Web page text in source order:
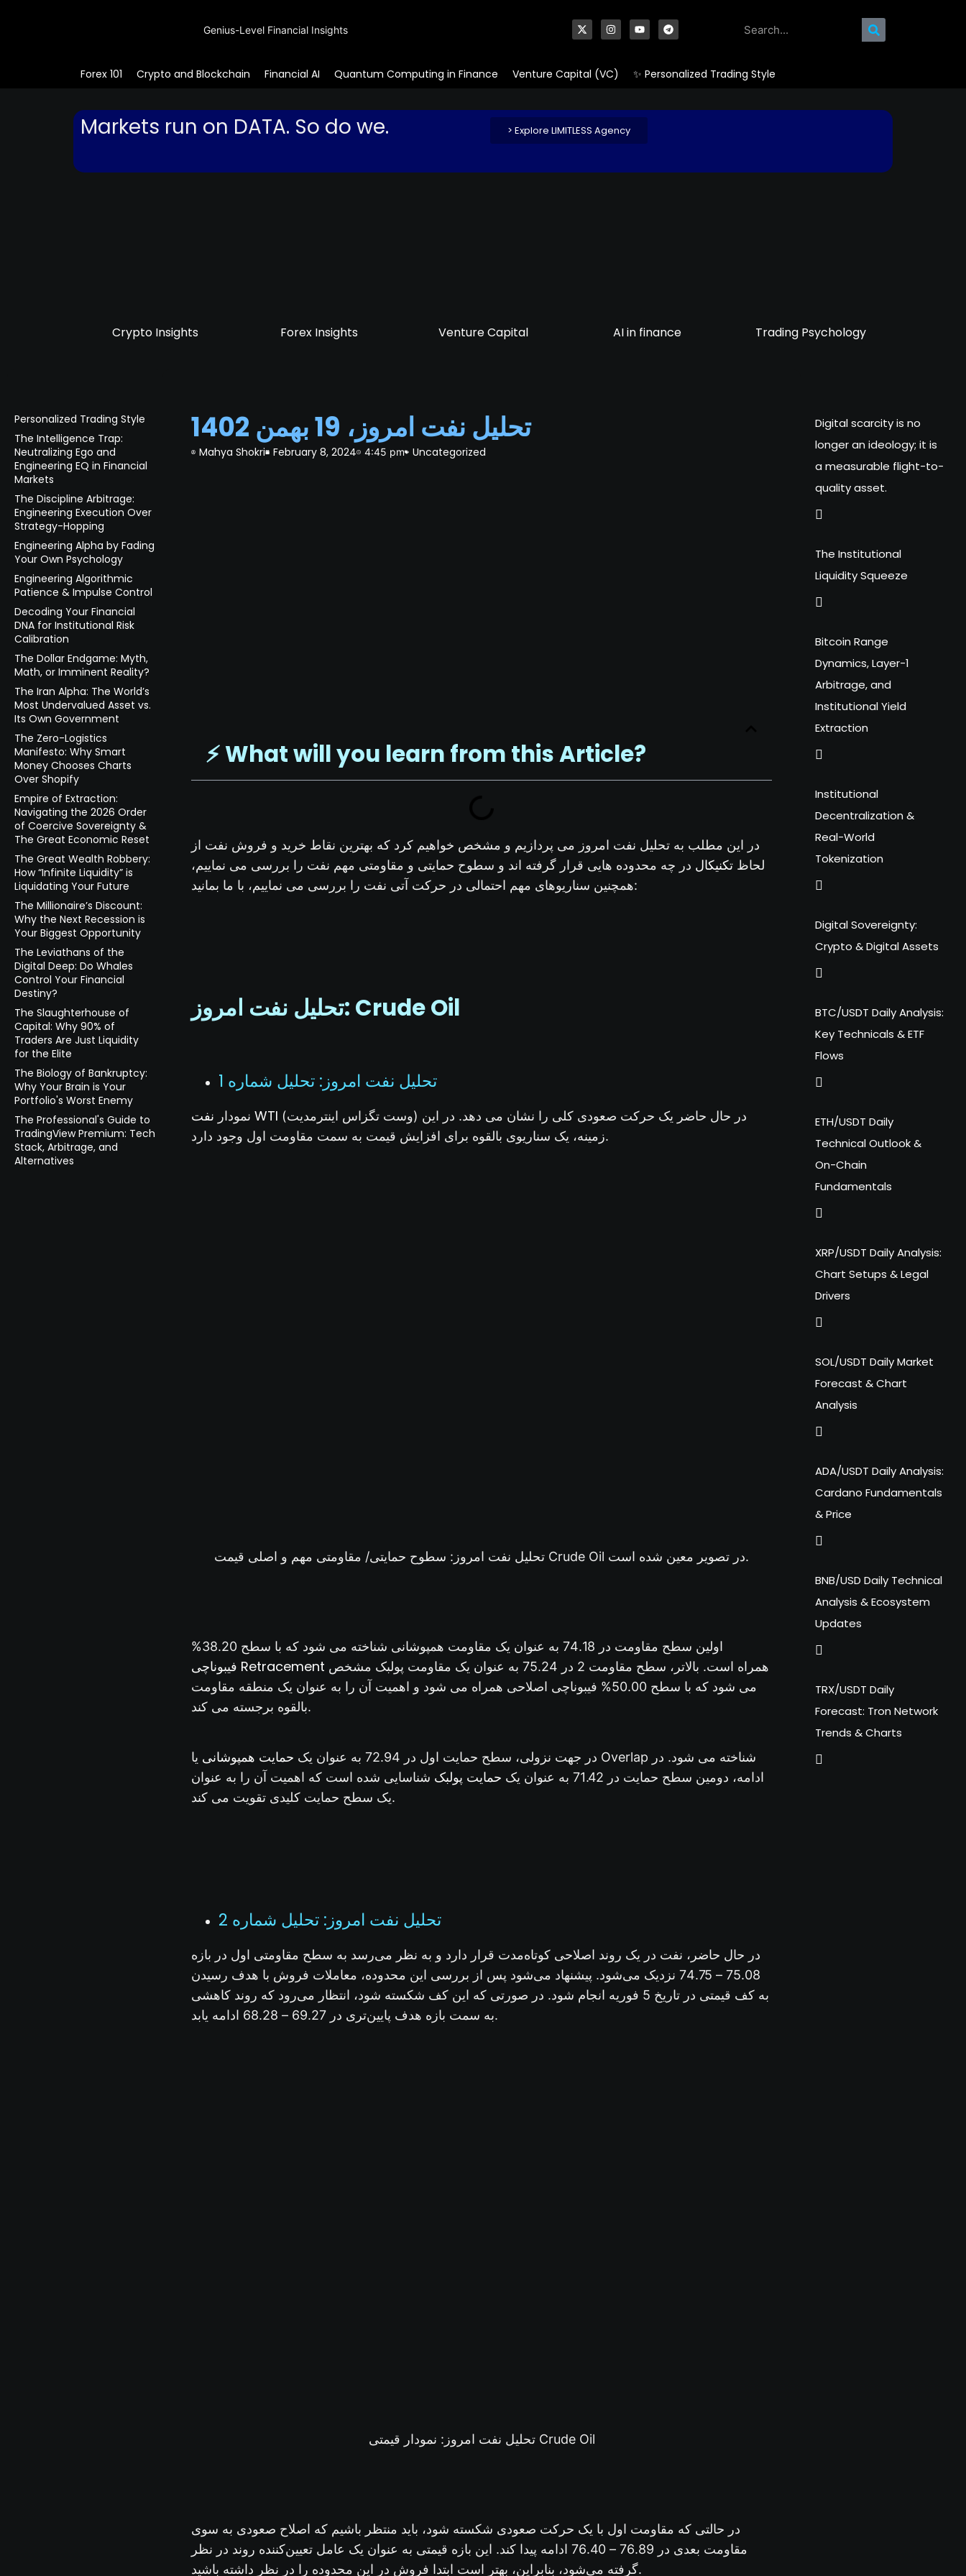
Genius-Level Financial Insights
Forex 101 Crypto and Blockchain Financial AI Quantum Computing in Finance Venture Capital (VC) ✨ Personalized Trading Style
Markets run on DATA. So do we. > Explore LIMITLESS Agency
Crypto Insights Forex Insights Venture Capital AI in finance Trading Psychology
Personalized Trading Style
The Intelligence Trap:
Neutralizing Ego and
Engineering EQ in Financial
Markets
The Discipline Arbitrage:
Engineering Execution Over
Strategy-Hopping
Engineering Alpha by Fading
Your Own Psychology
Engineering Algorithmic
Patience & Impulse Control
Decoding Your Financial
DNA for Institutional Risk
Calibration
The Dollar Endgame: Myth,
Math, or Imminent Reality?
The Iran Alpha: The World’s
Most Undervalued Asset vs.
Its Own Government
The Zero-Logistics
Manifesto: Why Smart
Money Chooses Charts
Over Shopify
Empire of Extraction:
Navigating the 2026 Order
of Coercive Sovereignty &
The Great Economic Reset
The Great Wealth Robbery:
How “Infinite Liquidity” is
Liquidating Your Future
The Millionaire’s Discount:
Why the Next Recession is
Your Biggest Opportunity
The Leviathans of the
Digital Deep: Do Whales
Control Your Financial
Destiny?
The Slaughterhouse of
Capital: Why 90% of
Traders Are Just Liquidity
for the Elite
The Biology of Bankruptcy:
Why Your Brain is Your
Portfolio's Worst Enemy
The Professional's Guide to
TradingView Premium: Tech
Stack, Arbitrage, and
Alternatives
تحلیل نفت امروز، 19 بهمن 1402
Mahya Shokri February 8, 2024 4:45 pm Uncategorized
⚡️ What will you learn from this Article?
در این مطلب به تحلیل نفت امروز می پردازیم و مشخص خواهیم کرد که بهترین نقاط خرید و فروش نفت از
لحاظ تکنیکال در چه محدوده هایی قرار گرفته اند و سطوح حمایتی و مقاومتی مهم نفت را بررسی می نماییم،
همچنین سناریوهای مهم احتمالی در حرکت آتی نفت را بررسی می نماییم، با ما بمانید:
تحلیل نفت امروز: Crude Oil
تحلیل نفت امروز: تحلیل شماره 1
نمودار نفت WTI (وست تگزاس اینترمدیت) در حال حاضر یک حرکت صعودی کلی را نشان می دهد. در این
زمینه، یک سناریوی بالقوه برای افزایش قیمت به سمت مقاومت اول وجود دارد.
تحلیل نفت امروز: سطوح حمایتی/ مقاومتی مهم و اصلی قیمت Crude Oil در تصویر معین شده است.
اولین سطح مقاومت در 74.18 به عنوان یک مقاومت همپوشانی شناخته می شود که با سطح 38.20%
فیبوناچی Retracement
می شود که با سطح 50.00% فیبوناچی اصلاحی همراه می شود و اهمیت آن را به عنوان یک منطقه مقاومت
بالقوه برجسته می کند.
در جهت نزولی، سطح حمایت اول در 72.94 به عنوان یک حمایت همپوشانی یا Overlap شناخته می شود. در
ادامه، دومین سطح حمایت در 71.42 به عنوان یک
حمایت پولبک شناسایی شده است که اهمیت آن را به عنوان
یک سطح حمایت کلیدی تقویت می کند.
تحلیل نفت امروز: تحلیل شماره 2
در حال حاضر، نفت در یک روند اصلاحی کوتاه‌مدت قرار دارد و به نظر می‌رسد به سطح مقاومتی اول در بازه
75.08 – 74.75 نزدیک می‌شود. پیشنهاد می‌شود پس از بررسی این محدوده، معاملات فروش با هدف رسیدن
به کف قیمتی در تاریخ 5 فوریه انجام شود. در صورتی که این کف شکسته شود، انتظار می‌رود که روند کاهشی
به سمت بازه هدف پایین‌تری در 69.27 – 68.28 ادامه یابد.
تحلیل نفت امروز: نمودار قیمتی Crude Oil
در حالتی که مقاومت اول با یک حرکت صعودی شکسته شود، باید منتظر باشیم که اصلاح صعودی به سوی
مقاومت بعدی در 76.89 – 76.40 ادامه پیدا کند. این بازه قیمتی به عنوان یک عامل تعیین‌کننده روند در نظر
گرفته می‌شود، بنابراین، بهتر است ابتدا فروش در این محدوده را در نظر داشته باشید.
Digital scarcity is no
longer an ideology; it is
a measurable flight-to-
quality asset.
The Institutional
Liquidity Squeeze
Bitcoin Range
Dynamics, Layer-1
Arbitrage, and
Institutional Yield
Extraction
Institutional
Decentralization &
Real-World
Tokenization
Digital Sovereignty:
Crypto & Digital Assets
BTC/USDT Daily Analysis:
Key Technicals & ETF
Flows
ETH/USDT Daily
Technical Outlook &
On-Chain
Fundamentals
XRP/USDT Daily Analysis:
Chart Setups & Legal
Drivers
SOL/USDT Daily Market
Forecast & Chart
Analysis
ADA/USDT Daily Analysis:
Cardano Fundamentals
& Price
BNB/USD Daily Technical
Analysis & Ecosystem
Updates
TRX/USDT Daily
Forecast: Tron Network
Trends & Charts